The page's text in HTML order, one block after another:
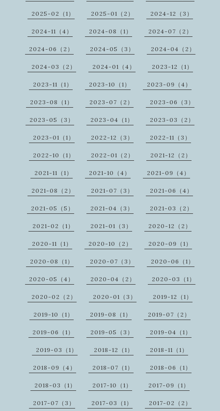
2025-02（1） 2025-01（2） 2024-12（3）
2024-11（4） 2024-08（1） 2024-07（2）
2024-06（2） 2024-05（3） 2024-04（2）
2024-03（2） 2024-01（4） 2023-12（1）
2023-11（1） 2023-10（1） 2023-09（4）
2023-08（1） 2023-07（2） 2023-06（3）
2023-05（3） 2023-04（1） 2023-03（2）
2023-01（1） 2022-12（3） 2022-11（3）
2022-10（1） 2022-01（2） 2021-12（2）
2021-11（1） 2021-10（4） 2021-09（4）
2021-08（2） 2021-07（3） 2021-06（4）
2021-05（5） 2021-04（3） 2021-03（2）
2021-02（1） 2021-01（3） 2020-12（2）
2020-11（1） 2020-10（2） 2020-09（1）
2020-08（1） 2020-07（3） 2020-06（1）
2020-05（4） 2020-04（2） 2020-03（1）
2020-02（2） 2020-01（3） 2019-12（1）
2019-10（1） 2019-08（1） 2019-07（2）
2019-06（1） 2019-05（3） 2019-04（1）
2019-03（1） 2018-12（1） 2018-11（1）
2018-09（4） 2018-07（1） 2018-06（1）
2018-03（1） 2017-10（1） 2017-09（1）
2017-07（3） 2017-03（1） 2017-02（2）